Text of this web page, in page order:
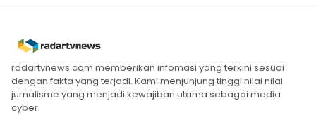
radartvnews.com memberikan infomasi yang terkini sesuai
dengan fakta yang terjadi. Kami menjunjung tinggi nilai nilai
jurnalisme yang menjadi kewajiban utama sebagai media
cyber.